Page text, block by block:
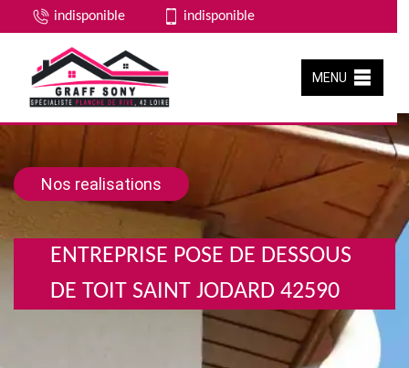
indisponible indisponible
MENU
Nos realisations
ENTREPRISE POSE DE DESSOUS
DE TOIT SAINT JODARD 42590